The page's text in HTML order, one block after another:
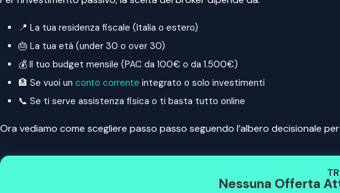
📍 La tua residenza fiscale (Italia o estero)
🎂 La tua età (under 30 o over 30)
💰 Il tuo budget mensile (PAC da 100€ o da 1.500€)
🏦 Se vuoi un conto corrente integrato o solo investimenti
📞 Se ti serve assistenza fisica o ti basta tutto online
Ora vediamo come scegliere passo passo seguendo l’albero decisionale
Nessuna Offerta